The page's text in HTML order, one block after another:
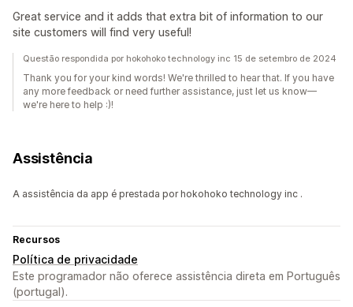
Great service and it adds that extra bit of information to our
site customers will find very useful!
Questão respondida por hokohoko technology inc 15 de setembro de 2024
Thank you for your kind words! We're thrilled to hear that. If you have
any more feedback or need further assistance, just let us know—
we're here to help :)!
Assistência
A assistência da app é prestada por hokohoko technology inc .
Recursos
Política de privacidade
Este programador não oferece assistência direta em Português
(portugal).